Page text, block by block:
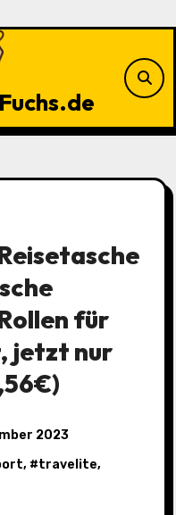
für
jetzt nur
2023
, #travelite,